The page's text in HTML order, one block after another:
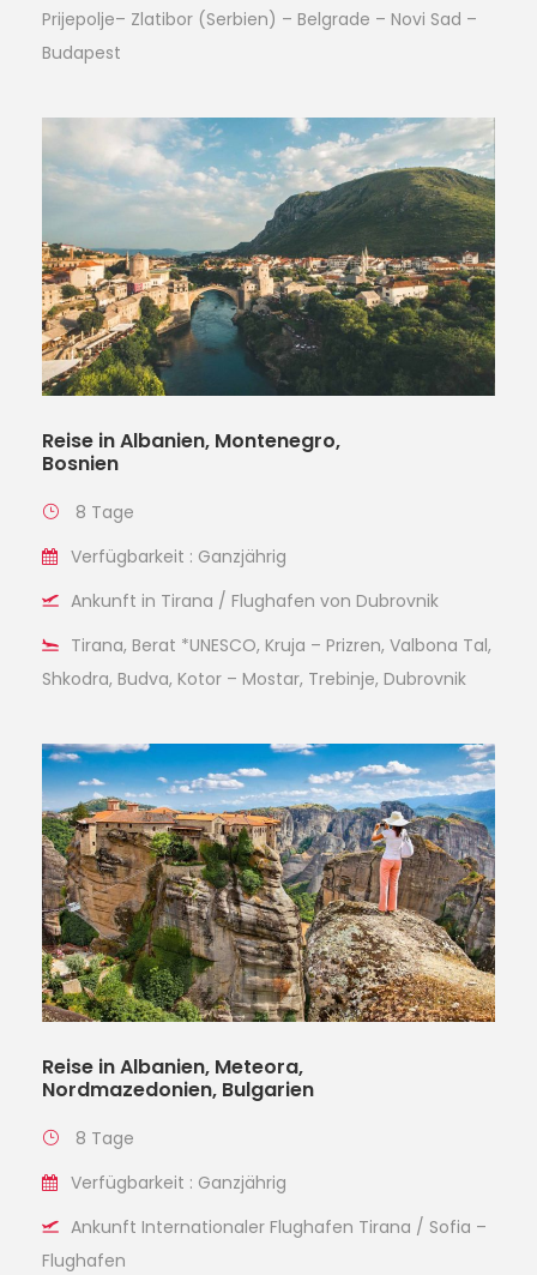
Prijepolje– Zlatibor (Serbien) – Belgrade – Novi Sad –
Budapest
Reise in Albanien, Montenegro,
Bosnien
8 Tage
Verfügbarkeit : Ganzjährig
Ankunft in Tirana / Flughafen von Dubrovnik
Tirana, Berat *UNESCO, Kruja – Prizren, Valbona Tal,
Shkodra, Budva, Kotor – Mostar, Trebinje, Dubrovnik
Reise in Albanien, Meteora,
Nordmazedonien, Bulgarien
8 Tage
Verfügbarkeit : Ganzjährig
Ankunft Internationaler Flughafen Tirana / Sofia –
Flughafen